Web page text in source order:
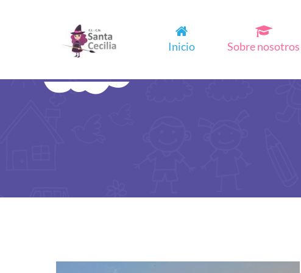
Inicio Sobre nosotros